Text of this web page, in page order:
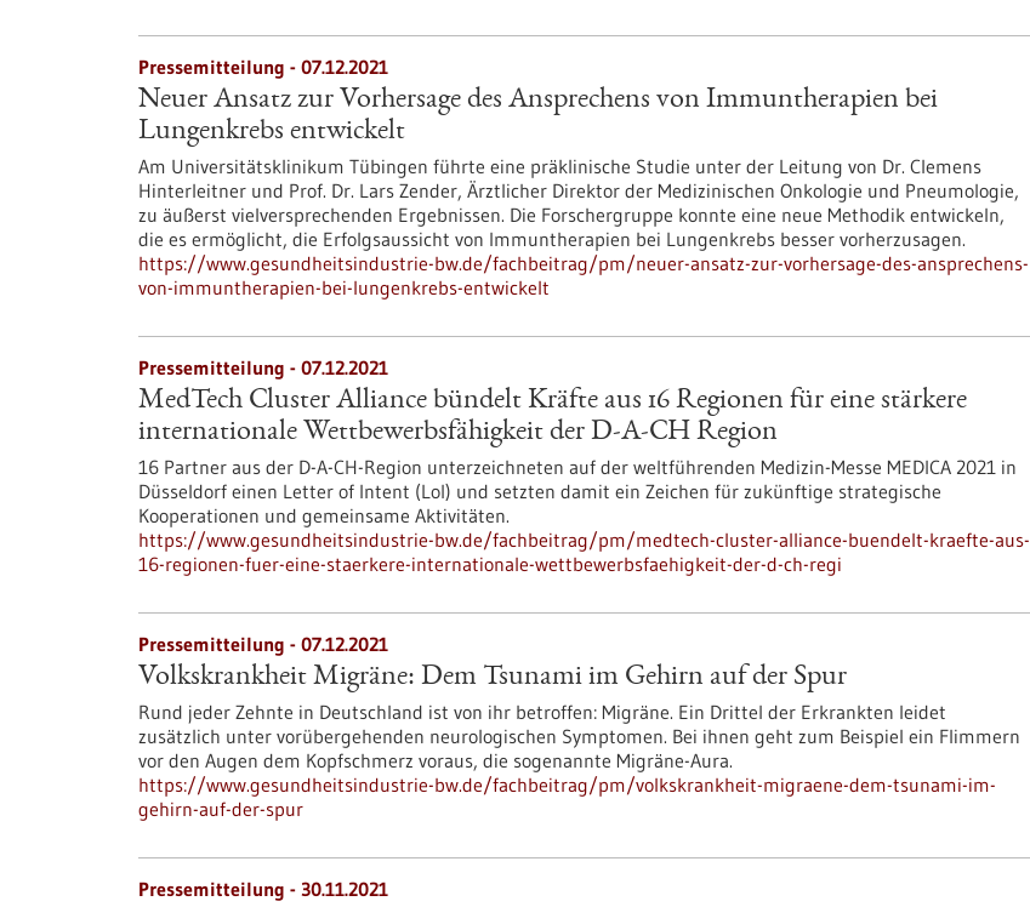
Pressemitteilung - 07.12.2021
Neuer Ansatz zur Vorhersage des Ansprechens von Immuntherapien bei
Lungenkrebs entwickelt
Am Universitätsklinikum Tübingen führte eine präklinische Studie unter der Leitung von Dr. Clemens
Hinterleitner und Prof. Dr. Lars Zender, Ärztlicher Direktor der Medizinischen Onkologie und Pneumologie,
zu äußerst vielversprechenden Ergebnissen. Die Forschergruppe konnte eine neue Methodik entwickeln,
die es ermöglicht, die Erfolgsaussicht von Immuntherapien bei Lungenkrebs besser vorherzusagen.
https://www.gesundheitsindustrie-bw.de/fachbeitrag/pm/neuer-ansatz-zur-vorhersage-des-ansprechens-
von-immuntherapien-bei-lungenkrebs-entwickelt
Pressemitteilung - 07.12.2021
MedTech Cluster Alliance bündelt Kräfte aus 16 Regionen für eine stärkere
internationale Wettbewerbsfähigkeit der D-A-CH Region
16 Partner aus der D-A-CH-Region unterzeichneten auf der weltführenden Medizin-Messe MEDICA 2021 in
Düsseldorf einen Letter of Intent (LoI) und setzten damit ein Zeichen für zukünftige strategische
Kooperationen und gemeinsame Aktivitäten.
https://www.gesundheitsindustrie-bw.de/fachbeitrag/pm/medtech-cluster-alliance-buendelt-kraefte-aus-
16-regionen-fuer-eine-staerkere-internationale-wettbewerbsfaehigkeit-der-d-ch-regi
Pressemitteilung - 07.12.2021
Volkskrankheit Migräne: Dem Tsunami im Gehirn auf der Spur
Rund jeder Zehnte in Deutschland ist von ihr betroffen: Migräne. Ein Drittel der Erkrankten leidet
zusätzlich unter vorübergehenden neurologischen Symptomen. Bei ihnen geht zum Beispiel ein Flimmern
vor den Augen dem Kopfschmerz voraus, die sogenannte Migräne-Aura.
https://www.gesundheitsindustrie-bw.de/fachbeitrag/pm/volkskrankheit-migraene-dem-tsunami-im-
gehirn-auf-der-spur
Pressemitteilung - 30.11.2021